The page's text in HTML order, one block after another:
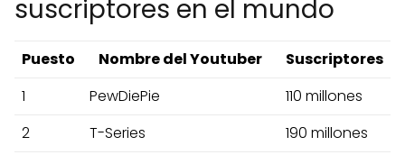
suscriptores en el mundo
Puesto Nombre del Youtuber
Suscriptores
1
PewDiePie
110 millones
2
T-Series
190 millones